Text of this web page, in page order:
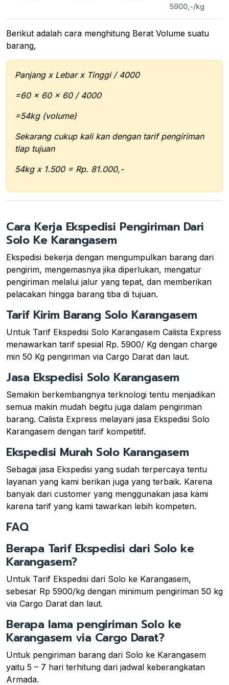
5900,-/kg
Berikut adalah cara menghitung Berat Volume suatu
barang,
Panjang x Lebar x Tinggi / 4000
=60 x 60 x 60 / 4000
=54kg (volume)
Sekarang cukup kali kan dengan tarif pengiriman
tiap tujuan
54kg x 1.500 = Rp. 81.000,-
Cara Kerja Ekspedisi Pengiriman Dari
Solo Ke Karangasem
Ekspedisi bekerja dengan mengumpulkan barang dari
pengirim, mengemasnya jika diperlukan, mengatur
pengiriman melalui jalur yang tepat, dan memberikan
pelacakan hingga barang tiba di tujuan.
Tarif Kirim Barang Solo Karangasem
Untuk Tarif Ekspedisi Solo Karangasem Calista Express
menawarkan tarif spesial Rp. 5900/ Kg dengan charge
min 50 Kg pengiriman via Cargo Darat dan laut.
Jasa Ekspedisi Solo Karangasem
Semakin berkembangnya terknologi tentu menjadikan
semua makin mudah begitu juga dalam pengiriman
barang. Calista Express melayani jasa Ekspedisi Solo
Karangasem dengan tarif kompetitif.
Ekspedisi Murah Solo Karangasem
Sebagai jasa Ekspedisi yang sudah terpercaya tentu
layanan yang kami berikan juga yang terbaik. Karena
banyak dari customer yang menggunakan jasa kami
karena tarif yang kami tawarkan lebih kompeten.
FAQ
Berapa Tarif Ekspedisi dari Solo ke
Karangasem?
Untuk Tarif Ekspedisi dari Solo ke Karangasem,
sebesar Rp 5900/kg dengan minimum pengiriman 50 kg
via Cargo Darat dan laut.
Berapa lama pengiriman Solo ke
Karangasem via Cargo Darat?
Untuk pengiriman barang dari Solo ke Karangasem
yaitu 5 – 7 hari terhitung dari jadwal keberangkatan
Armada.